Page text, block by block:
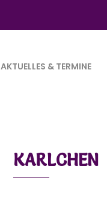
AKTUELLES & TERMINE
KARLCHEN